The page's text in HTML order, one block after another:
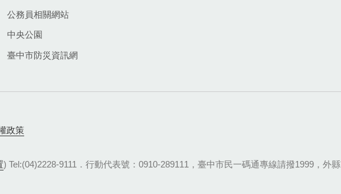
公務員相關網站
中央公園
臺中市防災資訊網
政策
) Tel:(04)2228-9111．行動代表號：0910-289111，臺中市民一碼通專線請撥1999，外